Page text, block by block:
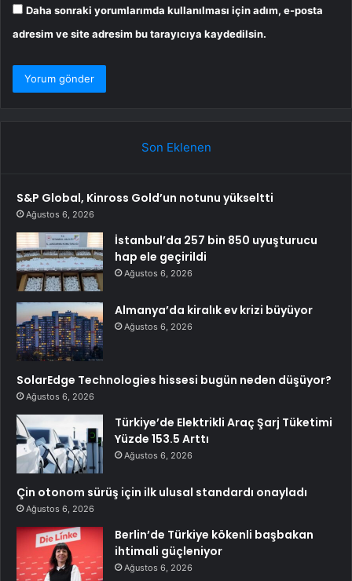
Daha sonraki yorumlarımda kullanılması için adım, e-posta
adresim ve site adresim bu tarayıcıya kaydedilsin.
Son Eklenen
S&P Global, Kinross Gold’un notunu yükseltti
Ağustos 6, 2026
İstanbul’da 257 bin 850 uyuşturucu
hap ele geçirildi
Ağustos 6, 2026
Almanya’da kiralık ev krizi büyüyor
Ağustos 6, 2026
SolarEdge Technologies hissesi bugün neden düşüyor?
Ağustos 6, 2026
Türkiye’de Elektrikli Araç Şarj Tüketimi
Yüzde 153.5 Arttı
Ağustos 6, 2026
Çin otonom sürüş için ilk ulusal standardı onayladı
Ağustos 6, 2026
Berlin’de Türkiye kökenli başbakan
ihtimali güçleniyor
Ağustos 6, 2026